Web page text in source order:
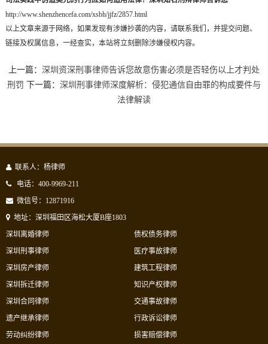
http://www.shenzhencefa.com/xsbh/jjfz/2857.html
以上文章来源于网络，如果发现有涉嫌抄袭的内容，请联系我们，并提交问题、
链接及权属信息，一经查实，本站将立刻删除涉嫌侵权内容。
上一篇： 深圳资深刑事律师告诉您故意伤害必须是否轻伤以上才判处
刑罚 下一篇： 深圳刑事律师深度解析：侵犯通信自由罪的构成要件与
法律解读
联系人：杨律师
电话：400-9969-211
微信号：12871916
地址：深圳福田区海松大厦B座1803
深圳离婚律师
深圳刑事律师
深圳房产律师
深圳拆迁律师
债权债务律师
医疗事故律师
建筑工程律师
知识产权律师
深圳合同律师
遗产继承律师
劳动纠纷律师
交通事故律师
行政诉讼律师
损害赔偿律师